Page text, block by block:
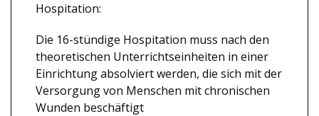
Hospitation:
Die 16-stündige Hospitation muss nach den
theoretischen Unterrichtseinheiten in einer
Einrichtung absolviert werden, die sich mit der
Versorgung von Menschen mit chronischen
Wunden beschäftigt